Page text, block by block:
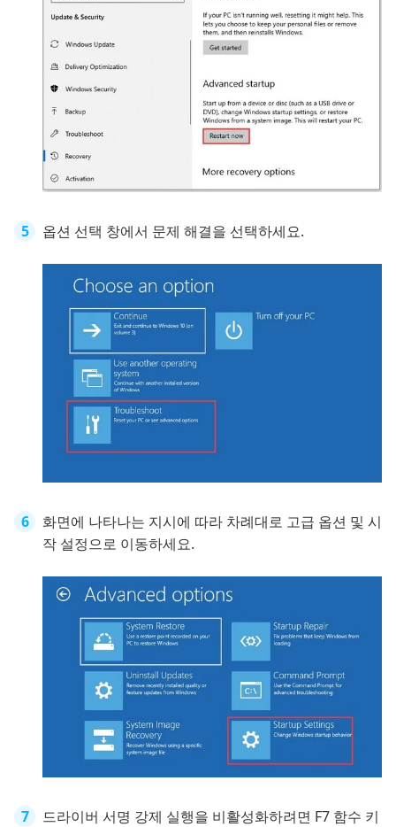
옵션 선택 창에서 문제 해결을 선택하세요.
화면에 나타나는 지시에 따라 차례대로 고급 옵션 및 시
작 설정으로 이동하세요.
드라이버 서명 강제 실행을 비활성화하려면 F7 함수 키